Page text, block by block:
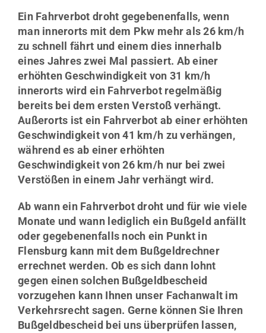
Ein Fahrverbot droht gegebenenfalls, wenn
man innerorts mit dem Pkw mehr als 26 km/h
zu schnell fährt und einem dies innerhalb
eines Jahres zwei Mal passiert. Ab einer
erhöhten Geschwindigkeit von 31 km/h
innerorts wird ein Fahrverbot regelmäßig
bereits bei dem ersten Verstoß verhängt.
Außerorts ist ein Fahrverbot ab einer erhöhten
Geschwindigkeit von 41 km/h zu verhängen,
während es ab einer erhöhten
Geschwindigkeit von 26 km/h nur bei zwei
Verstößen in einem Jahr verhängt wird.
Ab wann ein Fahrverbot droht und für wie viele
Monate und wann lediglich ein Bußgeld anfällt
oder gegebenenfalls noch ein Punkt in
Flensburg kann mit dem Bußgeldrechner
errechnet werden. Ob es sich dann lohnt
gegen einen solchen Bußgeldbescheid
vorzugehen kann Ihnen unser Fachanwalt im
Verkehrsrecht sagen. Gerne können Sie Ihren
Bußgeldbescheid bei uns überprüfen lassen,